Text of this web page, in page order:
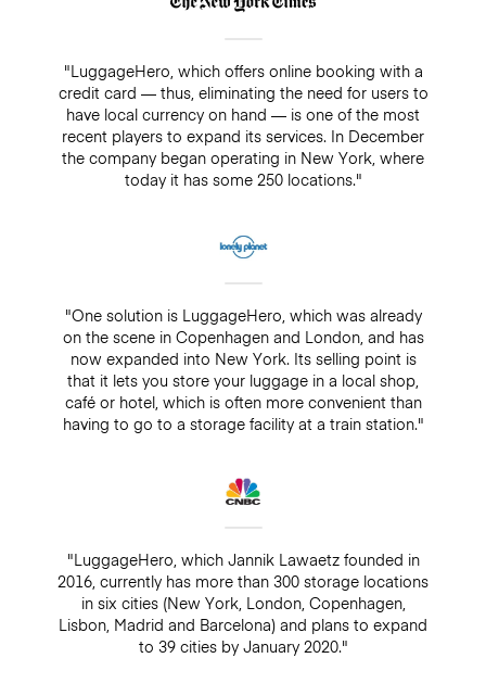
"LuggageHero, which offers online booking with a
credit card — thus, eliminating the need for users to
have local currency on hand — is one of the most
recent players to expand its services. In December
the company began operating in New York, where
today it has some 250 locations."
"One solution is LuggageHero, which was already
on the scene in Copenhagen and London, and has
now expanded into New York. Its selling point is
that it lets you store your luggage in a local shop,
café or hotel, which is often more convenient than
having to go to a storage facility at a train station."
"LuggageHero, which Jannik Lawaetz founded in
2016, currently has more than 300 storage locations
in six cities (New York, London, Copenhagen,
Lisbon, Madrid and Barcelona) and plans to expand
to 39 cities by January 2020."